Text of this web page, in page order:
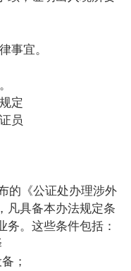
宜。
定
员
《公证处办理涉外
凡具备本办法规定条
。这些条件包括：
；